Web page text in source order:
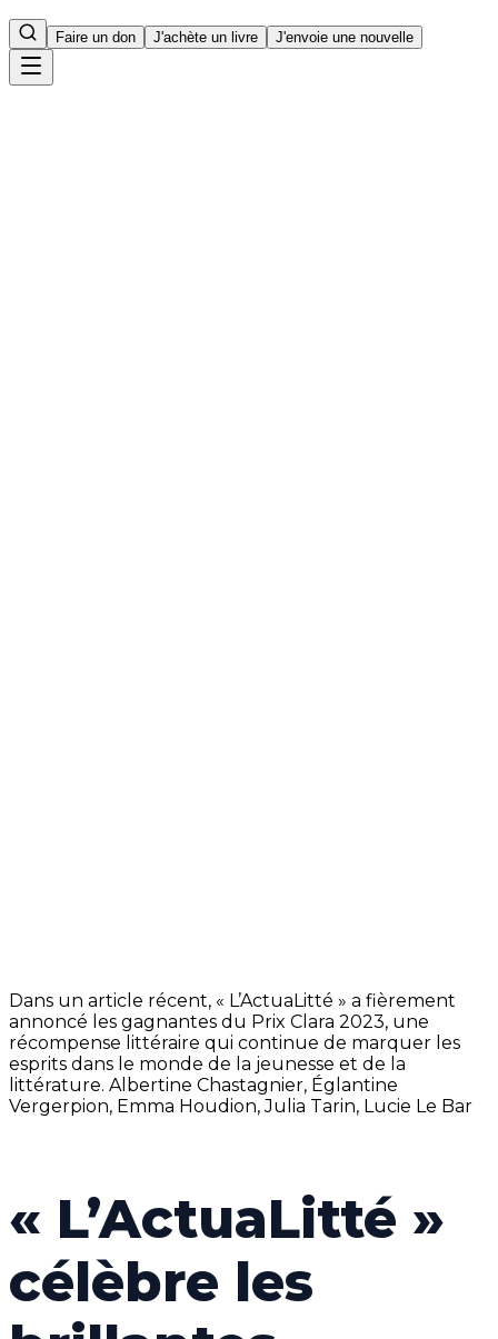
Faire un don J'achète un livre J'envoie une nouvelle
Dans un article récent, « L’ActuaLitté » a fièrement
annoncé les gagnantes du Prix Clara 2023, une
récompense littéraire qui continue de marquer les
esprits dans le monde de la jeunesse et de la
littérature. Albertine Chastagnier, Églantine
Vergerpion, Emma Houdion, Julia Tarin, Lucie Le Bar
« L’ActuaLitté »
célèbre les